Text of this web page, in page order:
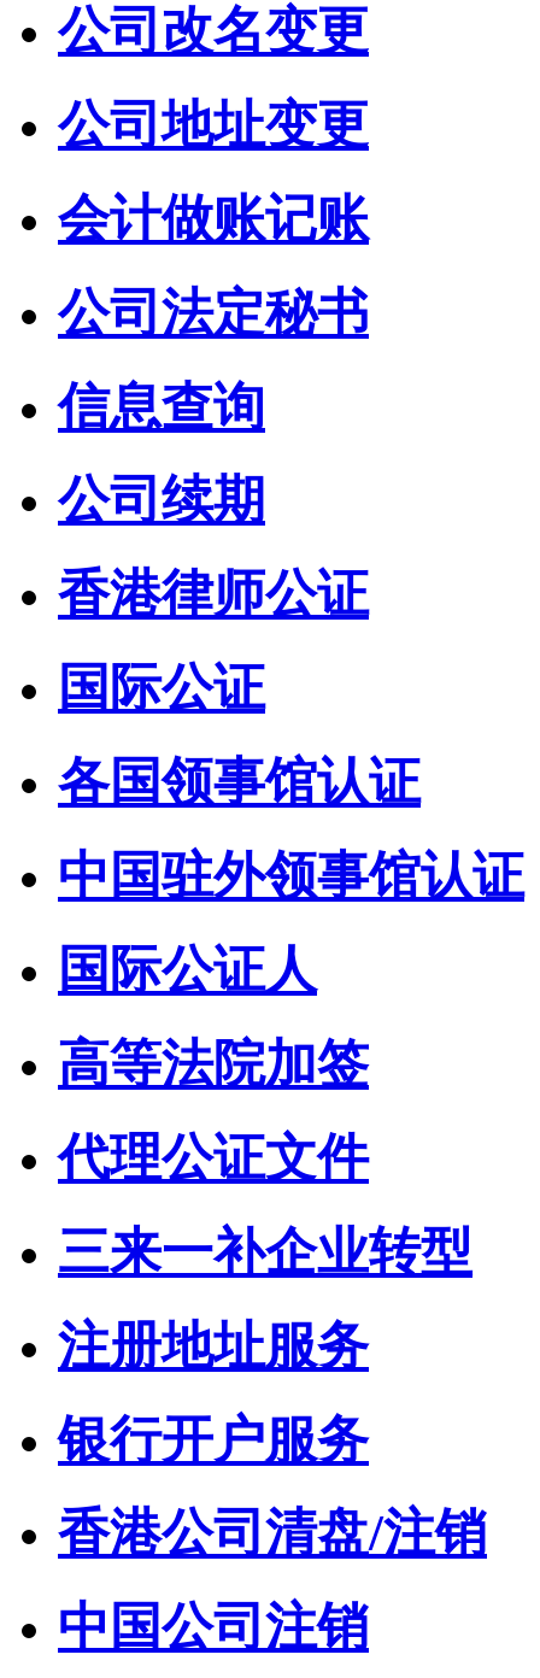
公司改名变更
公司地址变更
会计做账记账
公司法定秘书
信息查询
公司续期
香港律师公证
国际公证
各国领事馆认证
中国驻外领事馆认证
国际公证人
高等法院加签
代理公证文件
三来一补企业转型
注册地址服务
银行开户服务
香港公司清盘/注销
中国公司注销